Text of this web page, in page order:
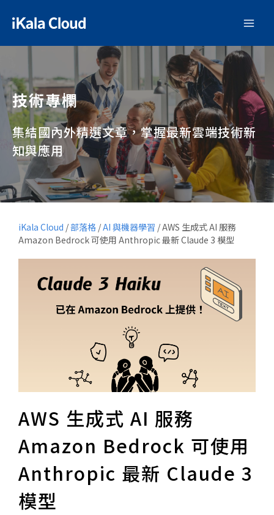
技術專欄
集結國內外精選文章，掌握最新雲端技術新
知與應用
iKala Cloud /部落格 /AI 與機器學習 /AWS 生成式 AI 服務
Amazon Bedrock 可使用 Anthropic 最新 Claude 3 模型
AWS 生成式 AI 服務
Amazon Bedrock 可使用
Anthropic 最新 Claude 3
模型